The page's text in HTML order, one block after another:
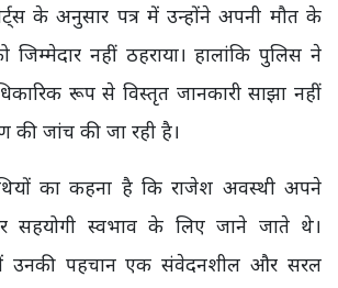
के अनुसार पत्र में उन्होंने अपनी मौत के
नहीं ठहराया। हालांकि पुलिस ने
रूप से विस्तृत जानकारी साझा नहीं
की जांच की जा रही है।
का कहना है कि राजेश अवस्थी अपने
सहयोगी स्वभाव के लिए जाने जाते थे।
में उनकी पहचान एक संवेदनशील और सरल